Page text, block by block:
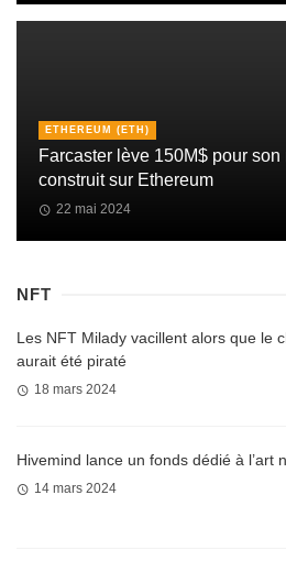
ETHEREUM (ETH)
Farcaster lève 150M$ pour son
construit sur Ethereum
22 mai 2024
NFT
Les NFT Milady vacillent alors que le
aurait été piraté
18 mars 2024
Hivemind lance un fonds dédié à l’art
14 mars 2024